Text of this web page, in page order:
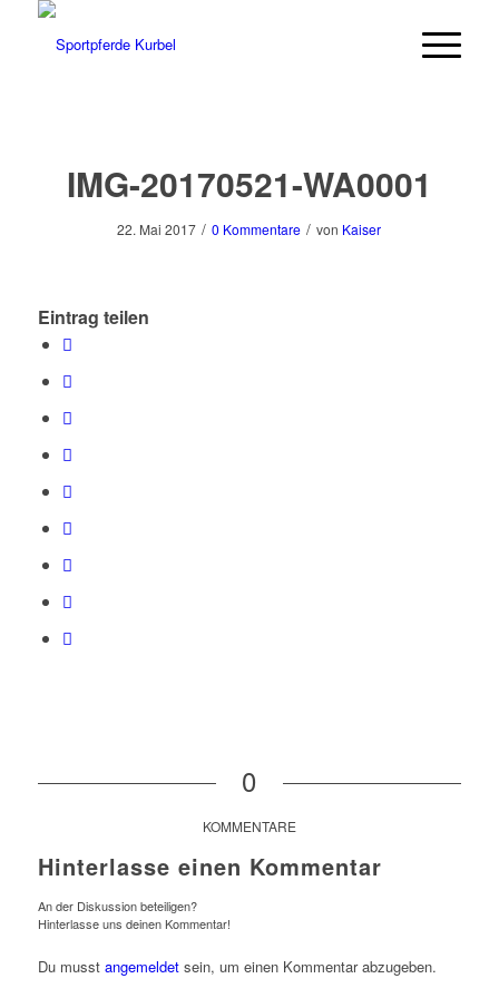
IMG-20170521-WA0001
22. Mai 2017 / 0 Kommentare / von Kaiser
Eintrag teilen
0
KOMMENTARE
Hinterlasse einen Kommentar
An der Diskussion beteiligen?
Hinterlasse uns deinen Kommentar!
Du musst angemeldetsein, um einen Kommentar abzugeben.